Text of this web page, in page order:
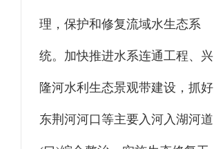
理，保护和修复流域水生态系
统。加快推进水系连通工程、兴
隆河水利生态景观带建设，抓好
东荆河河口等主要入河入湖河道